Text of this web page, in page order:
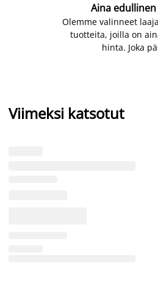
Aina
Olemme valinneet
tuotteita, joilla on
hinta. Joka
Viimeksi katsotut